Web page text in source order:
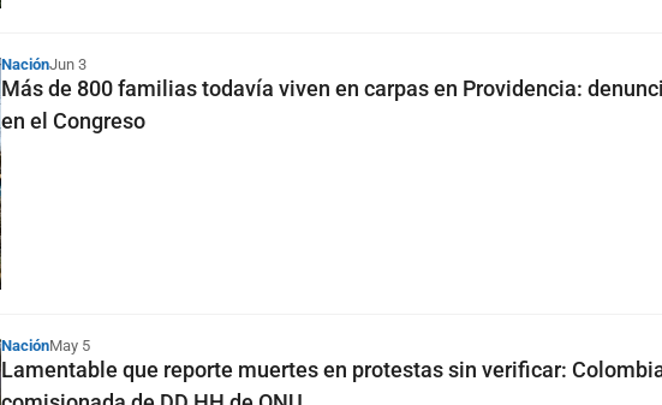
NaciónJun 3
Más de 800 familias todavía viven en carpas en Providencia:
en el Congreso
NaciónMay 5
Lamentable que reporte muertes en protestas sin verificar: